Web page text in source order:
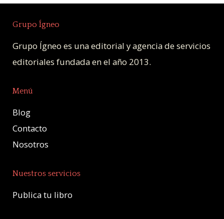
Grupo Ígneo
Grupo Ígneo es una editorial y agencia de servicios
editoriales fundada en el año 2013.
Menú
Blog
Contacto
Nosotros
Nuestros servicios
Publica tu libro